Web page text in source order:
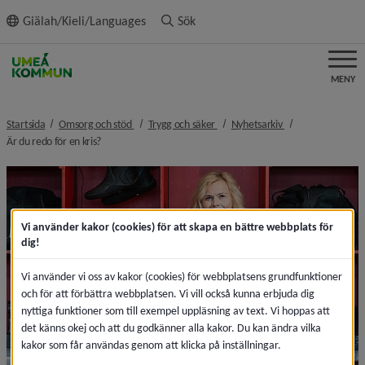
innehållet
Giälah/Kieli/Languages Sök
MENY
Startsida Omsorg och stöd nivå i brödsmulenavigeringen
Trygg och säker nivå i brödsmulenavigeringen
Nyhetsarkiv nivå i
Är du redo för en kris?nivå i brödsmulenavigeringen
Vi använder kakor (cookies) för att skapa en bättre webbplats för
dig!
Vi använder vi oss av kakor (cookies) för webbplatsens grundfunktioner
och för att förbättra webbplatsen. Vi vill också kunna erbjuda dig
nyttiga funktioner som till exempel uppläsning av text. Vi hoppas att
det känns okej och att du godkänner alla kakor. Du kan ändra vilka
kakor som får användas genom att klicka på inställningar.